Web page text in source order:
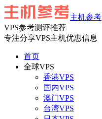
主机参考
VPS参考测评推荐
专注分享VPS主机优惠信息
首页
全球VPS
香港VPS
国内VPS
澳门VPS
台湾VPS